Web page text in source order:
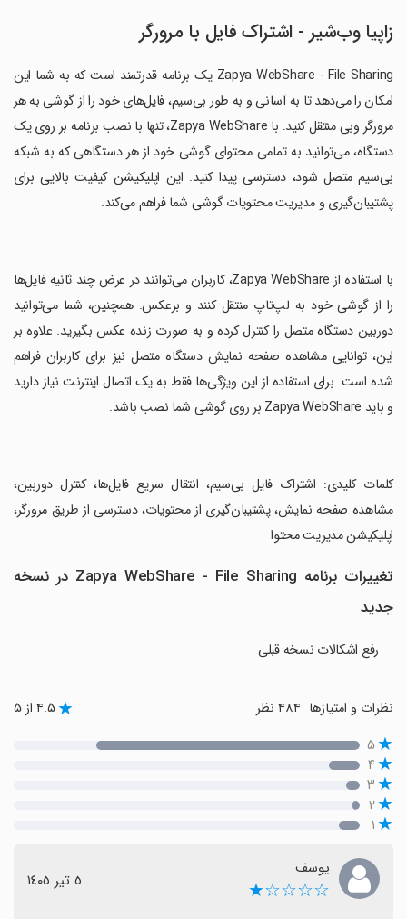
زاپیا وب‌شیر - اشتراک فایل با مرورگر
Zapya WebShare - File Sharing یک برنامه قدرتمند است که به شما این
امکان را می‌دهد تا به آسانی و به طور بی‌سیم، فایل‌های خود را از گوشی به هر
مرورگر وبی منتقل کنید. با Zapya WebShare، تنها با نصب برنامه بر روی یک
دستگاه، می‌توانید به تمامی محتوای گوشی خود از هر دستگاهی که به شبکه
بی‌سیم متصل شود، دسترسی پیدا کنید. این اپلیکیشن کیفیت بالایی برای
پشتیبان‌گیری و مدیریت محتویات گوشی شما فراهم می‌کند.
‏با استفاده از Zapya WebShare، کاربران می‌توانند در عرض چند ثانیه فایل‌ها
را از گوشی خود به لپ‌تاپ منتقل کنند و برعکس. همچنین، شما می‌توانید
دوربین دستگاه متصل را کنترل کرده و به صورت زنده عکس بگیرید. علاوه بر
این، توانایی مشاهده صفحه نمایش دستگاه متصل نیز برای کاربران فراهم
شده است. برای استفاده از این ویژگی‌ها فقط به یک اتصال اینترنت نیاز دارید
و باید Zapya WebShare بر روی گوشی شما نصب باشد.
‏کلمات کلیدی: اشتراک فایل بی‌سیم، انتقال سریع فایل‌ها، کنترل دوربین،
مشاهده صفحه نمایش، پشتیبان‌گیری از محتویات، دسترسی از طریق مرورگر،
اپلیکیشن مدیریت محتوا
تغییرات برنامه Zapya WebShare - File Sharing در نسخه
جدید
رفع اشکالات نسخه قبلی
نظرات و امتیازها ۴.۵ از ۵
۵
۴
۳
۲
۱
یوسف
☆☆☆☆★ ٥ تیر ١٤٠٥